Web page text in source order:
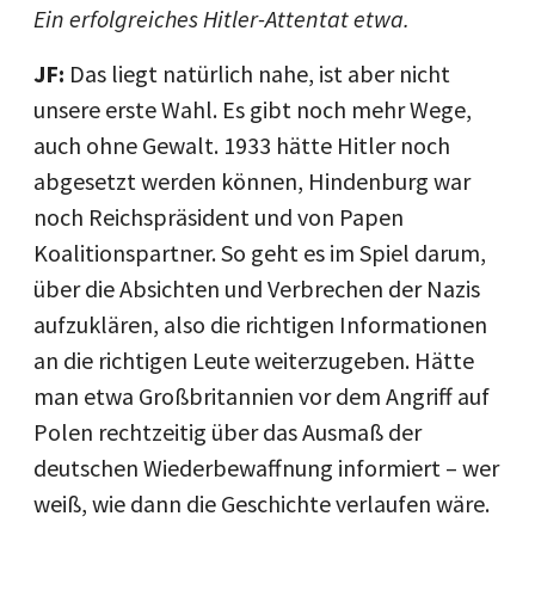
Ein erfolgreiches Hitler-Attentat etwa.
JF: Das liegt natürlich nahe, ist aber nicht
unsere erste Wahl. Es gibt noch mehr Wege,
auch ohne Gewalt. 1933 hätte Hitler noch
abgesetzt werden können, Hindenburg war
noch Reichspräsident und von Papen
Koalitionspartner. So geht es im Spiel darum,
über die Absichten und Verbrechen der Nazis
aufzuklären, also die richtigen Informationen
an die richtigen Leute weiterzugeben. Hätte
man etwa Großbritannien vor dem Angriff auf
Polen rechtzeitig über das Ausmaß der
deutschen Wiederbewaffnung informiert – wer
weiß, wie dann die Geschichte verlaufen wäre.